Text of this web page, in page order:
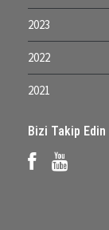
2023
2022
2021
Bizi Takip Edin